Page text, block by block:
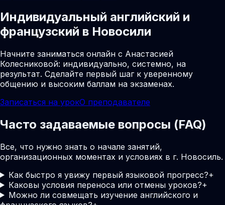
Индивидуальный английский и
французский в Новосили
Начните заниматься онлайн с Анастасией
Колесниковой: индивидуально, системно, на
результат. Сделайте первый шаг к уверенному
общению и высоким баллам на экзаменах.
Записаться на урокО преподавателе
Часто задаваемые вопросы (FAQ)
Все, что нужно знать о начале занятий,
организационных моментах и условиях в г. Новосиль.
Как быстро я увижу первый языковой прогресс?+
Каковы условия переноса или отмены уроков?+
Можно ли совмещать изучение английского и